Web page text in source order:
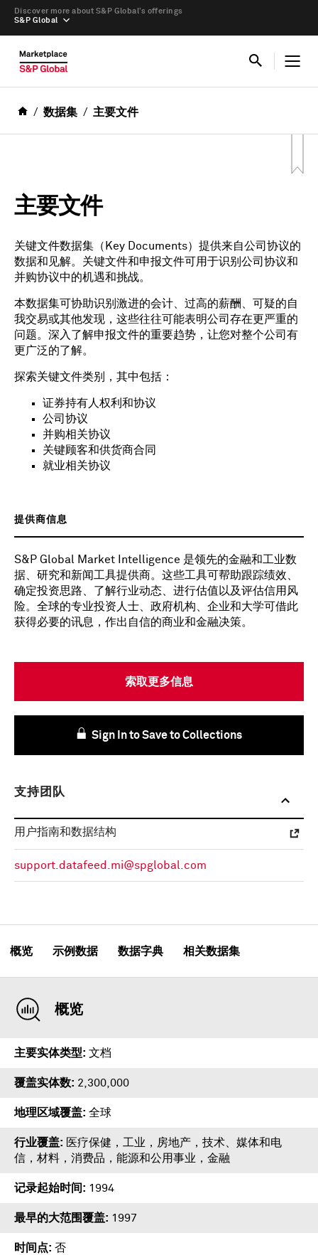
S&P Global
Discover more about S&P Global’s offerings
数据集 主要文件
主要文件
关键文件数据集（Key Documents）提供来自公司协议的
数据和见解。关键文件和申报文件可用于识别公司协议和
并购协议中的机遇和挑战。
本数据集可协助识别激进的会计、过高的薪酬、可疑的自
我交易或其他发现，这些往往可能表明公司存在更严重的
问题。深入了解申报文件的重要趋势，让您对整个公司有
更广泛的了解。
探索关键文件类别，其中包括：
证券持有人权利和协议
公司协议
并购相关协议
关键顾客和供货商合同
就业相关协议
提供商信息
S&P Global Market Intelligence 是领先的金融和工业数
据、研究和新闻工具提供商。这些工具可帮助跟踪绩效、
确定投资思路、了解行业动态、进行估值以及评估信用风
险。全球的专业投资人士、政府机构、企业和大学可借此
获得必要的讯息，作出自信的商业和金融决策。
索取更多信息
Sign In to Save to Collections
支持团队
用户指南和数据结构
support.datafeed.mi@spglobal.com
概览 示例数据 数据字典 相关数据集
概览
主要实体类型 文档
覆盖实体数 2,300,000
地理区域覆盖 全球
行业覆盖
医疗保健，工业，房地产，技术、媒体和电
信，材料，消费品，能源和公用事业，金融
记录起始时间 1994
最早的大范围覆盖 1997
时间点 否